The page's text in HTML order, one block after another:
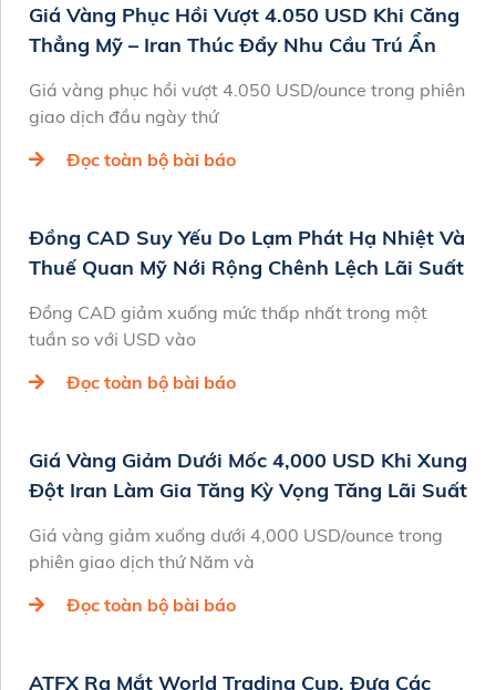
Giá Vàng Phục Hồi Vượt 4.050 USD Khi Căng
Thẳng Mỹ – Iran Thúc Đẩy Nhu Cầu Trú Ẩn
Giá vàng phục hồi vượt 4.050 USD/ounce trong phiên
giao dịch đầu ngày thứ
Đọc toàn bộ bài báo
Đồng CAD Suy Yếu Do Lạm Phát Hạ Nhiệt Và
Thuế Quan Mỹ Nới Rộng Chênh Lệch Lãi Suất
Đồng CAD giảm xuống mức thấp nhất trong một
tuần so với USD vào
Đọc toàn bộ bài báo
Giá Vàng Giảm Dưới Mốc 4,000 USD Khi Xung
Đột Iran Làm Gia Tăng Kỳ Vọng Tăng Lãi Suất
Giá vàng giảm xuống dưới 4,000 USD/ounce trong
phiên giao dịch thứ Năm và
Đọc toàn bộ bài báo
ATFX Ra Mắt World Trading Cup, Đưa Các